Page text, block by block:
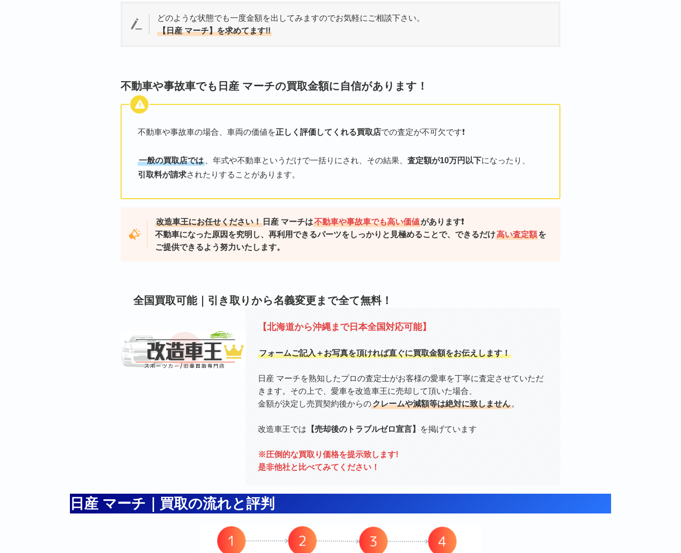
どのような状態でも一度金額を出してみますのでお気軽にご相談下さい。
【日産 マーチ】を求めてます!!
不動車や事故車でも日産 マーチの買取金額に自信があります！
不動車や事故車の場合、車両の価値を正しく評価してくれる買取店での査定が不可欠です❗️
一般の買取店では 、年式や不動車というだけで一括りにされ、その結果、 査定額が10万円以下になったり、
引取料が請求されたりすることがあります。
改造車王にお任せください！ 日産 マーチは不動車や事故車でも高い価値があります❗️
不動車になった原因を究明し、再利用できるパーツをしっかりと見極めることで、できるだけ高い査定額を
ご提供できるよう努力いたします。
全国買取可能｜引き取りから名義変更まで全て無料！
【北海道から沖縄まで日本全国対応可能】
フォームご記入＋お写真を頂ければ直ぐに買取金額をお伝えします！
日産 マーチを熟知したプロの査定士がお客様の愛車を丁寧に査定させていただ
きます。その上で、愛車を改造車王に売却して頂いた場合、
金額が決定し売買契約後からのクレームや減額等は絶対に致しません。
改造車王では 【売却後のトラブルゼロ宣言】 を掲げています
※圧倒的な買取り価格を提示致します!
是非他社と比べてみてください！
日産 マーチ｜買取の流れと評判